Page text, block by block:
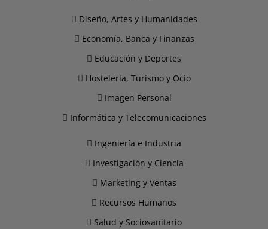
Diseño, Artes y Humanidades
Economía, Banca y Finanzas
Educación y Deportes
Hostelería, Turismo y Ocio
Imagen Personal
Informática y Telecomunicaciones
Ingeniería e Industria
Investigación y Ciencia
Marketing y Ventas
Recursos Humanos
Salud y Sociosanitario